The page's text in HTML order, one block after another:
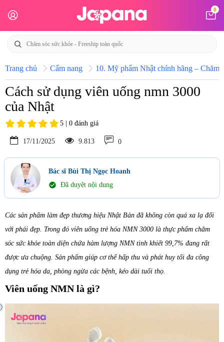
0
Trang chủ Cẩm nang 10. Mỹ phẩm Nhật chính hãng – Chăm
Cách sử dụng viên uống nmn 3000
của Nhật
5 | 0 đánh giá
17/11/2025 9.813 0
Bác sĩ Bùi Thị Ngọc Hoanh
check_circle Đã duyệt nội dung
Các sản phẩm làm đẹp thương hiệu Nhật Bản đã không còn quá xa lạ đối
với phái đẹp. Trong đó viên uống trẻ hóa NMN 3000 là thực phẩm chăm
sóc sức khỏe toàn diện chứa hàm lượng NMN tinh khiết 99,7% đang rất
được ưa chuộng. Sản phẩm giúp cơ thể hấp thu và phát huy tối đa công
dụng trẻ hóa da, phòng ngừa các bệnh, kéo dài tuổi thọ.
Viên uống NMN là gì?